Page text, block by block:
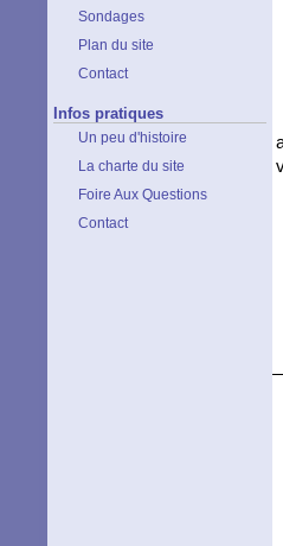
Sondages
Plan du site
Contact
Infos pratiques
Un peu d'histoire
La charte du site
Foire Aux Questions
Contact